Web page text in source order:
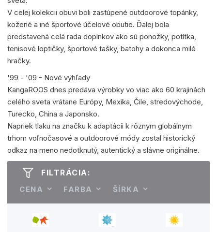
V celej kolekcii obuvi boli zastúpené outdoorové topánky,
kožené a iné športové účelové obutie. Ďalej bola
predstavená celá rada doplnkov ako sú ponožky, potítka,
tenisové loptičky, športové tašky, batohy a dokonca milé
hračky.
'99 - '09 - Nové výhľady
KangaROOS dnes predáva výrobky vo viac ako 60 krajinách
celého sveta vrátane Európy, Mexika, Čile, stredovýchode,
Turecko, China a Japonsko.
Napriek tlaku na značku k adaptácii k rôznym globálnym
trhom voľnočasové a outdoorové módy zostal historický
odkaz na meno nedotknutý, autentický a slávne originálne.
FILTRÁCIA:
CENA FARBA ŠÍRKA